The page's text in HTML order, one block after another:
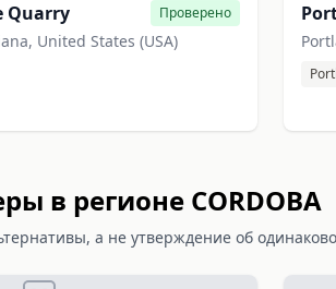
Quarry Проверено
United States (USA)
в регионе CORDOBA
а не утверждение об